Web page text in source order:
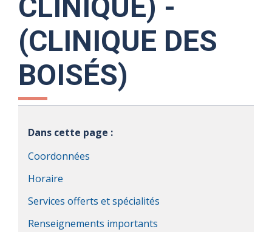
CLINIQUE) -
(CLINIQUE DES
BOISÉS)
Dans cette page :
Coordonnées
Horaire
Services offerts et spécialités
Renseignements importants